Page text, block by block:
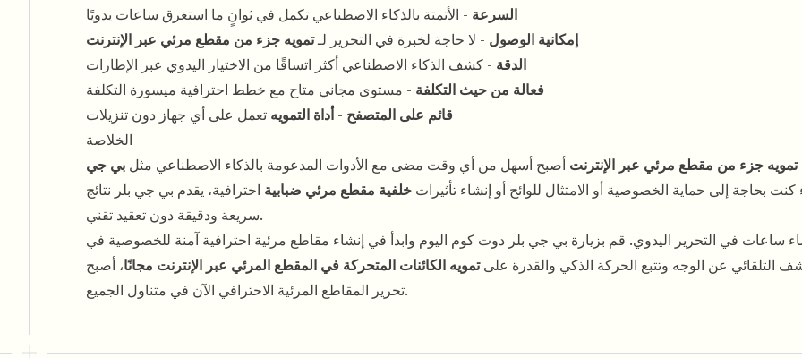
السرعة - الأتمتة بالذكاء الاصطناعي تكمل في ثوانٍ ما استغرق ساعات يدويًا
إمكانية الوصول - لا حاجة لخبرة في التحرير لـتمويه جزء من مقطع مرئي عبر الإنترنت
الدقة - كشف الذكاء الاصطناعي أكثر اتساقًا من الاختيار اليدوي عبر الإطارات
فعالة من حيث التكلفة - مستوى مجاني متاح مع خطط احترافية ميسورة التكلفة
قائم على المتصفح -أداة التمويه تعمل على أي جهاز دون تنزيلات
الخلاصة
تمويه جزء من مقطع مرئي عبر الإنترنت أصبح أسهل من أي وقت مضى مع الأدوات المدعومة بالذكاء الاصطناعي مثل بي جي
بحاجة إلى حماية الخصوصية أو الامتثال للوائح أو إنشاء تأثيرات خلفية مقطع مرئي ضبابية احترافية، يقدم بي جي بلر نتائج
سريعة ودقيقة دون تعقيد تقني.
في التحرير اليدوي. قم بزيارة بي جي بلر دوت كوم اليوم وابدأ في إنشاء مقاطع مرئية احترافية آمنة للخصوصية في
التلقائي عن الوجه وتتبع الحركة الذكي والقدرة علىتمويه الكائنات المتحركة في المقطع المرئي عبر الإنترنت مجانًا، أصبح
تحرير المقاطع المرئية الاحترافي الآن في متناول الجميع.